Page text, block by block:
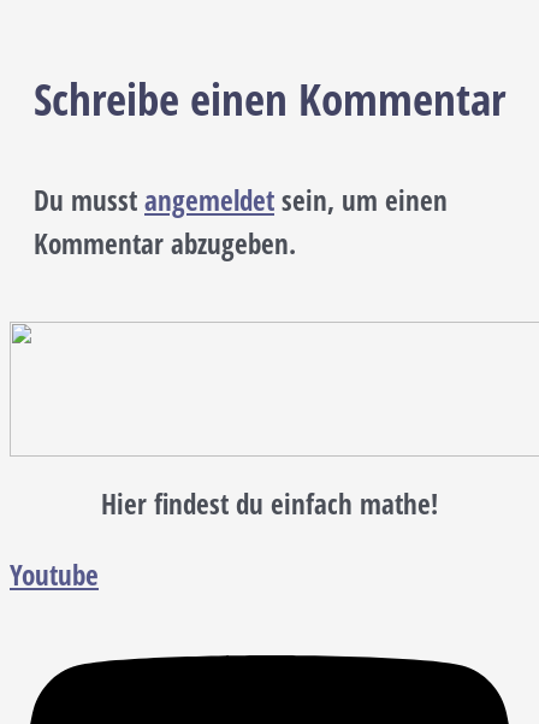
Schreibe einen Kommentar
Du musstangemeldetsein, um einen
Kommentar abzugeben.
Hier findest du einfach mathe!
Youtube